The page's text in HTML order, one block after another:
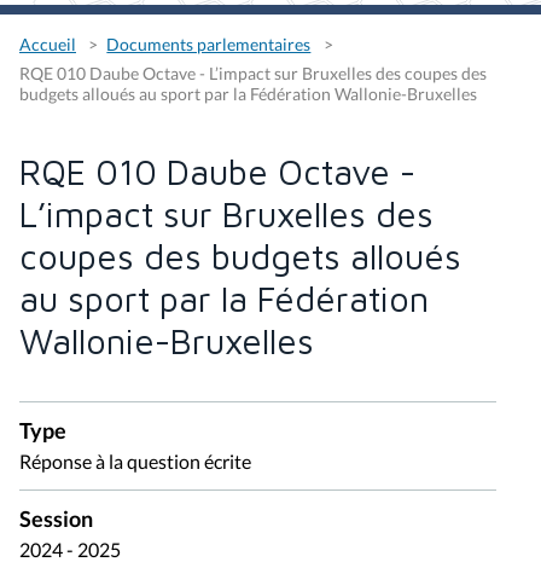
Accueil
Documents parlementaires
RQE 010 Daube Octave - L’impact sur Bruxelles des coupes des
budgets alloués au sport par la Fédération Wallonie-Bruxelles
RQE 010 Daube Octave -
L’impact sur Bruxelles des
coupes des budgets alloués
au sport par la Fédération
Wallonie-Bruxelles
Type
Réponse à la question écrite
Session
2024 - 2025